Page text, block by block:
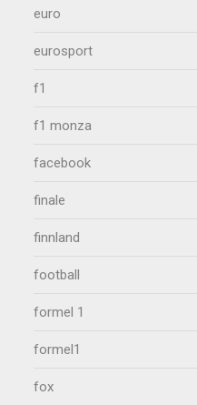
euro
eurosport
f1
f1 monza
facebook
finale
finnland
football
formel 1
formel1
fox